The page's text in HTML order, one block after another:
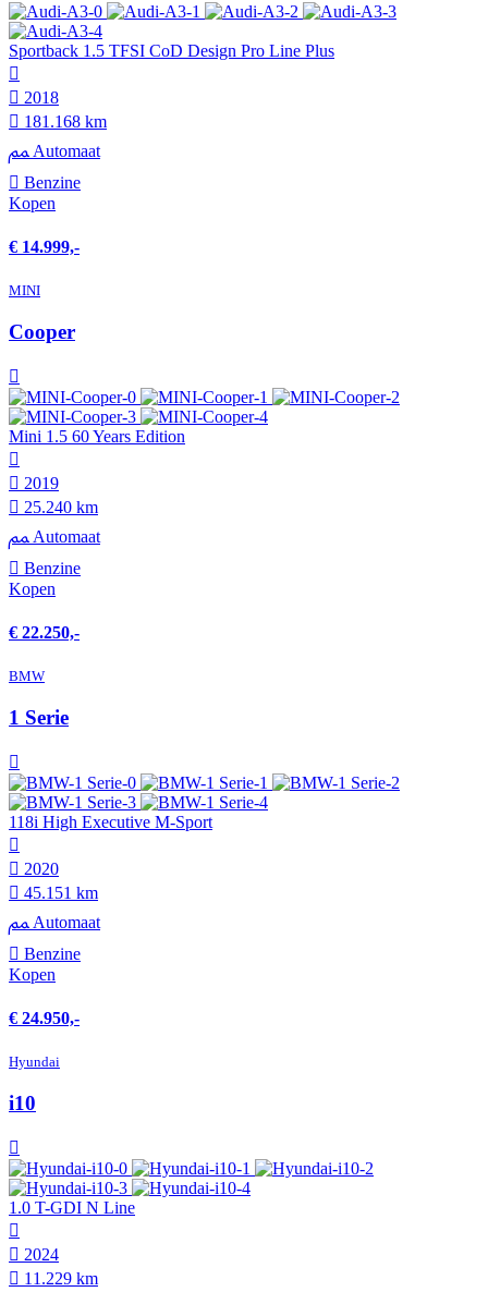
Sportback 1.5 TFSI CoD Design Pro Line Plus
2018
181.168 km
Automaat
Benzine
Kopen
€ 14.999,-
MINI
Cooper
Mini 1.5 60 Years Edition
2019
25.240 km
Automaat
Benzine
Kopen
€ 22.250,-
BMW
1 Serie
118i High Executive M-Sport
2020
45.151 km
Automaat
Benzine
Kopen
€ 24.950,-
Hyundai
i10
1.0 T-GDI N Line
2024
11.229 km